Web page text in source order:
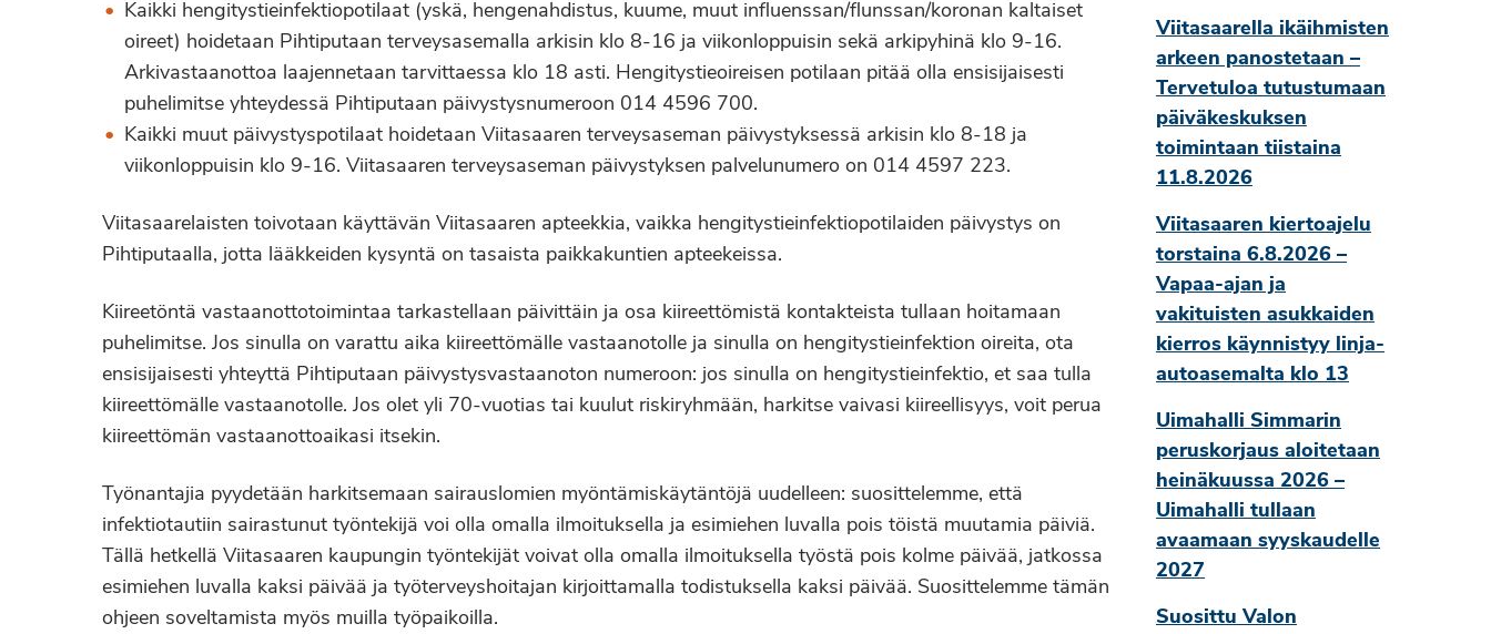
Kaikki hengitystieinfektiopotilaat (yskä, hengenahdistus, kuume, muut influenssan/flunssan/koronan kaltaiset
oireet) hoidetaan Pihtiputaan terveysasemalla arkisin klo 8-16 ja viikonloppuisin sekä arkipyhinä klo 9-16.
Arkivastaanottoa laajennetaan tarvittaessa klo 18 asti. Hengitystieoireisen potilaan pitää olla ensisijaisesti
puhelimitse yhteydessä Pihtiputaan päivystysnumeroon 014 4596 700.
Kaikki muut päivystyspotilaat hoidetaan Viitasaaren terveysaseman päivystyksessä arkisin klo 8-18 ja
viikonloppuisin klo 9-16. Viitasaaren terveysaseman päivystyksen palvelunumero on 014 4597 223.
Viitasaarelaisten toivotaan käyttävän Viitasaaren apteekkia, vaikka hengitystieinfektiopotilaiden päivystys on
Pihtiputaalla, jotta lääkkeiden kysyntä on tasaista paikkakuntien apteekeissa.
Kiireetöntä vastaanottotoimintaa tarkastellaan päivittäin ja osa kiireettömistä kontakteista tullaan hoitamaan
puhelimitse. Jos sinulla on varattu aika kiireettömälle vastaanotolle ja sinulla on hengitystieinfektion oireita, ota
ensisijaisesti yhteyttä Pihtiputaan päivystysvastaanoton numeroon: jos sinulla on hengitystieinfektio, et saa tulla
kiireettömälle vastaanotolle. Jos olet yli 70-vuotias tai kuulut riskiryhmään, harkitse vaivasi kiireellisyys, voit perua
kiireettömän vastaanottoaikasi itsekin.
Työnantajia pyydetään harkitsemaan sairauslomien myöntämiskäytäntöjä uudelleen: suosittelemme, että
infektiotautiin sairastunut työntekijä voi olla omalla ilmoituksella ja esimiehen luvalla pois töistä muutamia päiviä.
Tällä hetkellä Viitasaaren kaupungin työntekijät voivat olla omalla ilmoituksella työstä pois kolme päivää, jatkossa
esimiehen luvalla kaksi päivää ja työterveyshoitajan kirjoittamalla todistuksella kaksi päivää. Suosittelemme tämän
ohjeen soveltamista myös muilla työpaikoilla.
Viitasaarella ikäihmisten
arkeen panostetaan –
Tervetuloa tutustumaan
päiväkeskuksen
toimintaan tiistaina
11.8.2026
Viitasaaren kiertoajelu
torstaina 6.8.2026 –
Vapaa-ajan ja
vakituisten asukkaiden
kierros käynnistyy linja-
autoasemalta klo 13
Uimahalli Simmarin
peruskorjaus aloitetaan
heinäkuussa 2026 –
Uimahalli tullaan
avaamaan syyskaudelle
2027
Suosittu Valon